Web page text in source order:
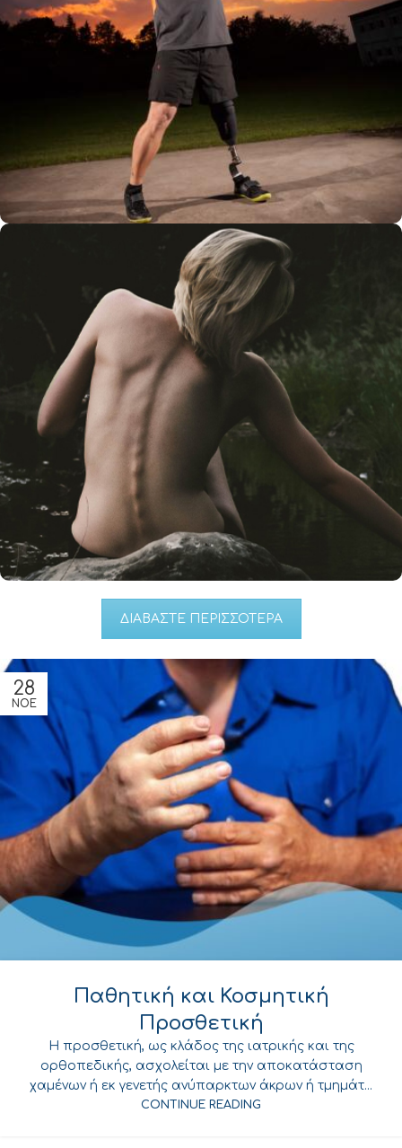
Το μέρος του σώματος μπορεί να είχε χαθεί λόγω
τραύματος, ασθένειας ή μιας εκ γενετής κατάστασης.
Η πρόθεση ενός ατόμου πρέπει να κατασκευάζεται
σύμφωνα με τις λειτουργικές ανάγκες και την εμφάνιση
Για παράδειγμα ένα άτομο μπορεί να επιλέξει μεταξύ
μιας αισθητικής λειτουργικής συσκευής, μιας
ηλεκτρικής ή κινούμενης από το σώμα.
Από την Ορθοπεδική Αθηνών
Τι είναι η όρθωση;
Όρθωση είναι ο σωστός όρος για μια συσκευή που
εφαρμόζεται εξωτερικά από το σώμα όπου έχει
σχεδιαστεί και προσαρμοστεί για να πετύχει έναν
από τους ακόλουθους στόχους.
Έλεγχος βιομηχανικής ευθυγράμμισης
προστασία & υποστήριξη ενός επουλωτικού
τραυματισμού
Βοήθεια στην αποκατάσταση
Μείωση πόνου
Αύξηση της κινητικότητας
Αύξηση της ανεξαρτησίας
ΔΙΑΒΑΣΤΕ ΠΕΡΙΣΣΟΤΕΡΑ
28
ΝΟΕ
Παθητική και Κοσμητική
Προσθετική
Η προσθετική, ως κλάδος της ιατρικής και της
ορθοπεδικής, ασχολείται με την αποκατάσταση
χαμένων ή εκ γενετής ανύπαρκτων άκρων ή τμημάτ...
CONTINUE READING